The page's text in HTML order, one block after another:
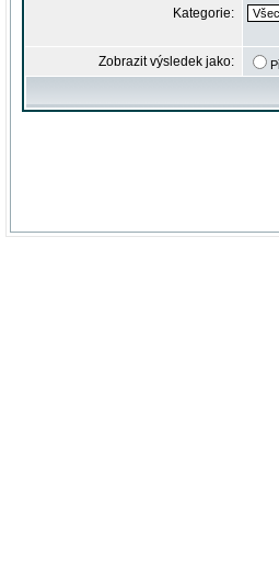
Kategorie:
Zobrazit výsledek jako: